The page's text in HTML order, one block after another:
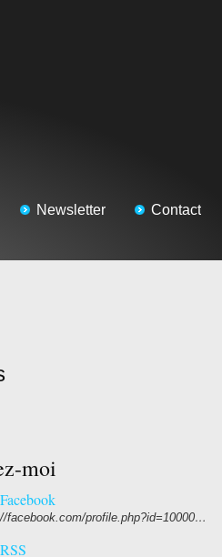
Newsletter Contact
moi
Facebook
//facebook.com/profile.php?id=100004876458331
RSS